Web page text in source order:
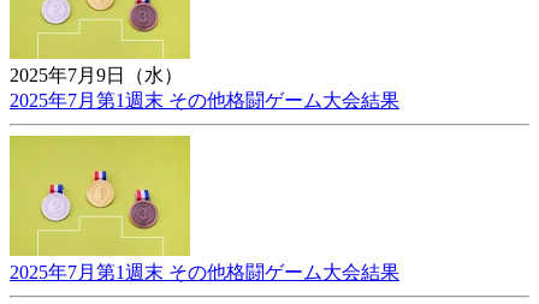
2025年7月9日（水）
2025年7月第1週末 その他格闘ゲーム大会結果
2025年7月第1週末 その他格闘ゲーム大会結果